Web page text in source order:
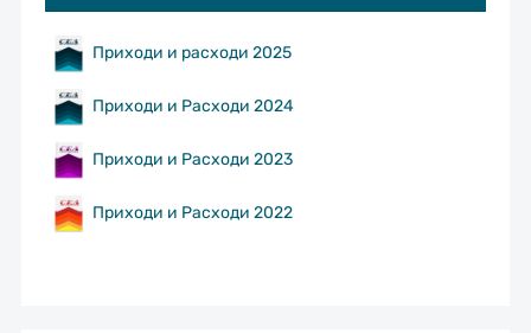
Приходи и расходи 2025
Приходи и Расходи 2024
Приходи и Расходи 2023
Приходи и Расходи 2022